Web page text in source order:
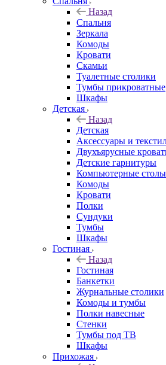
Назад
Спальня
Зеркала
Комоды
Кровати
Скамьи
Туалетные столики
Тумбы прикроватные
Шкафы
Детская
Назад
Детская
Аксессуары и
Двухъярусные
Детские гарнитуры
Компьютерные столы
Комоды
Кровати
Полки
Сундуки
Тумбы
Шкафы
Гостиная
Назад
Гостиная
Банкетки
Журнальные столики
Комоды и тумбы
Полки навесные
Стенки
Тумбы под ТВ
Шкафы
Прихожая